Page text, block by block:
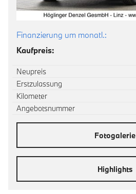
Finanzierung um monatl.:
Kaufpreis:
Neupreis
Erstzulassung
Kilometer
Angebotsnummer
Fotogalerie
Highlights